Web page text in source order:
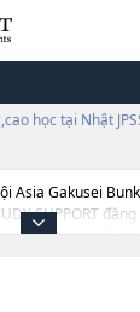
học tại Nhật
Asia Gakusei
SUPPORT
học, trường đại
về các Graduate